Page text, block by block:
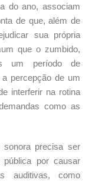
do ano, associam
de que, além de
sua própria
que o zumbido,
um período de
percepção de um
interferir na rotina
como as
sonora precisa ser
pública por causar
auditivas, como